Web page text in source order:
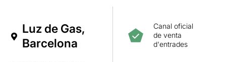
Luz de Gas,
Barcelona
Canal oficial
de venta
d'entrades